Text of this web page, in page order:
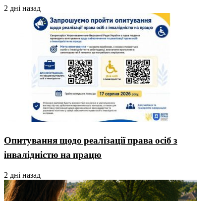
2 дні назад
Опитування щодо реалізації права осіб з
інвалідністю на працю
2 дні назад